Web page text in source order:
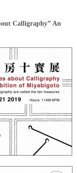
Calligraphy” An